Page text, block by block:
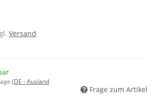
Versand
(DE - Ausland
Frage zum Artikel